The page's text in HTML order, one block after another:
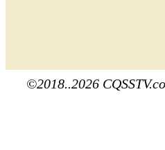
©2018..2026